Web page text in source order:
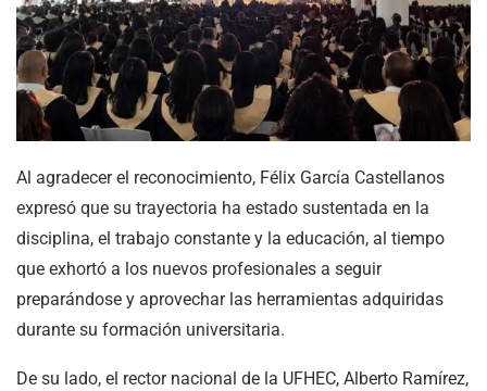
Al agradecer el reconocimiento, Félix García Castellanos
expresó que su trayectoria ha estado sustentada en la
disciplina, el trabajo constante y la educación, al tiempo
que exhortó a los nuevos profesionales a seguir
preparándose y aprovechar las herramientas adquiridas
durante su formación universitaria.
De su lado, el rector nacional de la UFHEC, Alberto Ramírez,